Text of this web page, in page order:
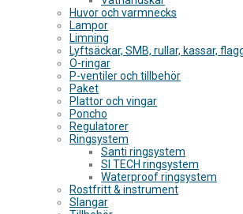
Huvor och varmnecks
Lampor
Limning
Lyftsäckar, SMB, rullar, kassar,
O-ringar
P-ventiler och tillbehör
Paket
Plattor och vingar
Poncho
Regulatorer
Ringsystem
Santi ringsystem
SI TECH ringsystem
Waterproof ringsystem
Rostfritt & instrument
Slangar